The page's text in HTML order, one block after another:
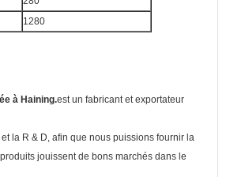
1280
à Haining.est un fabricant et exportateur
la R & D, afin que nous puissions fournir la
jouissent de bons marchés dans le